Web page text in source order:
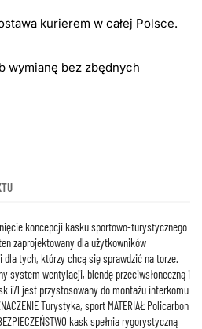
kurierem w całej Polsce.
wymianę bez zbędnych
koncepcji kasku sportowo-turystycznego
zaprojektowany dla użytkowników
dla tych, którzy chcą się sprawdzić na torze.
system wentylacji, blendę przeciwsłoneczną i
i71 jest przystosowany do montażu interkomu
Turystyka, sport MATERIAŁ Policarbon
kask spełnia rygorystyczną